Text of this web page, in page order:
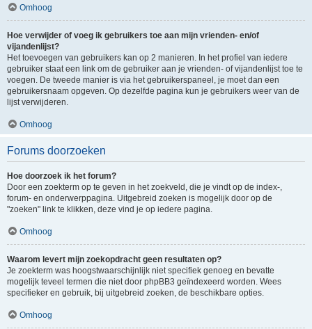
Omhoog
Hoe verwijder of voeg ik gebruikers toe aan mijn vrienden- en/of
vijandenlijst?
Het toevoegen van gebruikers kan op 2 manieren. In het profiel van iedere
gebruiker staat een link om de gebruiker aan je vrienden- of vijandenlijst toe te
voegen. De tweede manier is via het gebruikerspaneel, je moet dan een
gebruikersnaam opgeven. Op dezelfde pagina kun je gebruikers weer van de
lijst verwijderen.
Omhoog
Forums doorzoeken
Hoe doorzoek ik het forum?
Door een zoekterm op te geven in het zoekveld, die je vindt op de index-,
forum- en onderwerppagina. Uitgebreid zoeken is mogelijk door op de
"zoeken" link te klikken, deze vind je op iedere pagina.
Omhoog
Waarom levert mijn zoekopdracht geen resultaten op?
Je zoekterm was hoogstwaarschijnlijk niet specifiek genoeg en bevatte
mogelijk teveel termen die niet door phpBB3 geïndexeerd worden. Wees
specifieker en gebruik, bij uitgebreid zoeken, de beschikbare opties.
Omhoog